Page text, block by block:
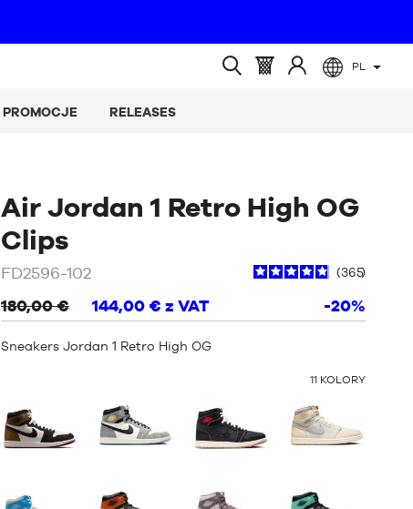
PL
PROMOCJE RELEASES
Air Jordan 1 Retro High OG
Clips/
FD2596-102 365
180,00 € 144,00 € z VAT -20%
Sneakers Jordan 1 Retro High OG
INNE
:
11 KOLORY